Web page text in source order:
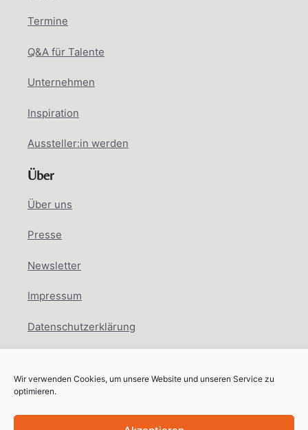
Wir verwenden Cookies, um unsere Website und unseren Service zu
optimieren.
Termine
Q&A für Talente
Unternehmen
Inspiration
Aussteller:in werden
Über
Über uns
Presse
Newsletter
Impressum
Datenschutzerklärung
Facebook
Instagram
LinkedIn